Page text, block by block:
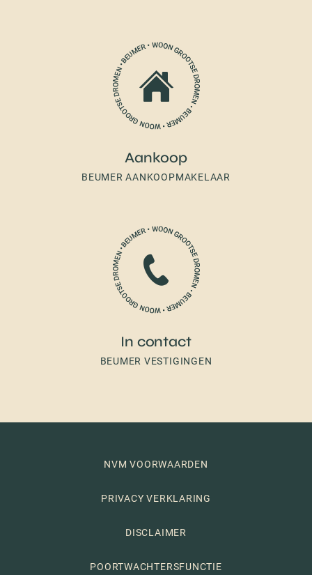
Aankoop
BEUMER AANKOOPMAKELAAR
In contact
BEUMER VESTIGINGEN
NVM VOORWAARDEN
PRIVACY VERKLARING
DISCLAIMER
POORTWACHTERSFUNCTIE